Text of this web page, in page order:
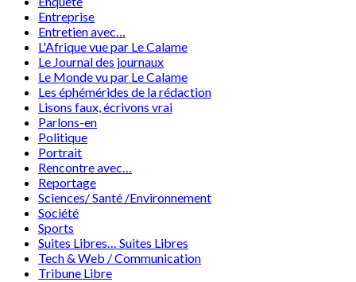
Entreprise
Entretien avec…
L'Afrique vue par Le Calame
Le Journal des journaux
Le Monde vu par Le Calame
Les éphémérides de la rédaction
Lisons faux, écrivons vrai
Parlons-en
Politique
Portrait
Rencontre avec…
Reportage
Sciences/ Santé /Environnement
Société
Sports
Suites Libres… Suites Libres
Tech & Web / Communication
Tribune Libre